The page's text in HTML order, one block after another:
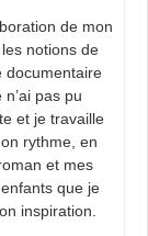
de mon
notions de
documentaire
pas pu
et je travaille
rythme, en
et mes
que je
inspiration.